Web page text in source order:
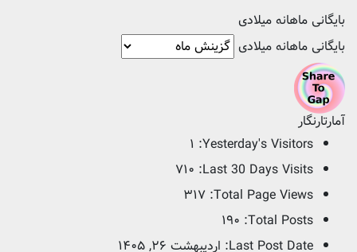
بایگانی ماهانه میلادی
بایگانی ماهانه میلادی
آمارتارنگار
Yesterday's Visitors: ۱
Last 30 Days Visits: ۷۱۰
Total Page Views: ۳۱۷
Total Posts: ۱۹۰
Last Post Date: اردیبهشت ۲۶, ۱۴۰۵